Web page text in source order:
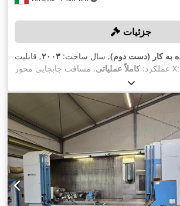
جزئیات
به کار (دست دوم), سال ساخت: ۲۰۰۳, قابلیت
عملکرد:کاملاً عملیاتی , مسافت جابجایی محور X:
میلی‌متر, مدل کنترلر:Heidenhain iTNC-530, حداکثر سرعت
اسپیندل: ۶٬۰۰۰ دور/دقیقه ,